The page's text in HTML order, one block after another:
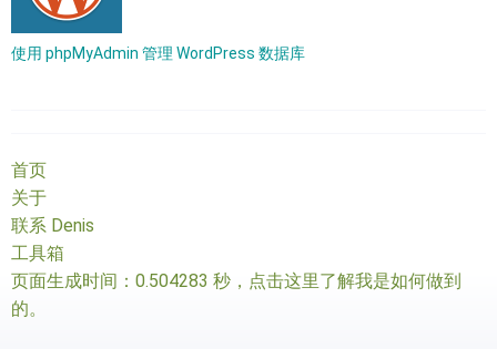
使用 phpMyAdmin 管理 WordPress 数据库
首页
关于
联系 Denis
工具箱
页面生成时间：0.504283 秒， 点击这里了解我是如何做到
的。